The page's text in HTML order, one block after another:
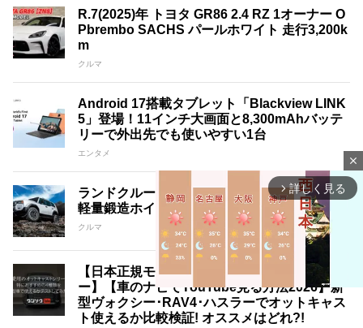
R.7(2025)年 トヨタ GR86 2.4 RZ 1オーナー O
Pbrembo SACHS パールホワイト 走行3,200k
m
クルマ
Android 17搭載タブレット「Blackview LINK
5」登場！11インチ大画面と8,300mAhバッテ
リーで外出先でも使いやすい1台
エンタメ
ランドクルーザー250を三様に魅せる18インチ
軽量鍛造ホイール｢A･LAP｣3銘柄紹介
クルマ
【日本正規モデルをワンソクTubeがレビュ
ー】【車のナビでYouTube見る方法2026】新
型ヴォクシー･RAV4･ハスラーでオットキャス
ト使えるか比較検証! オススメはどれ?!
close
arrow_forward_ios 詳しく見る